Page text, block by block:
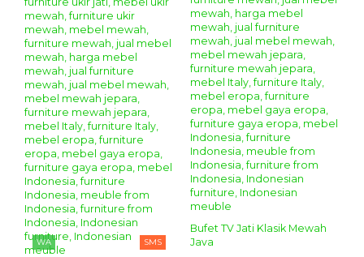
WA SMS
Bufet TV Jati Klasik Mewah
Java